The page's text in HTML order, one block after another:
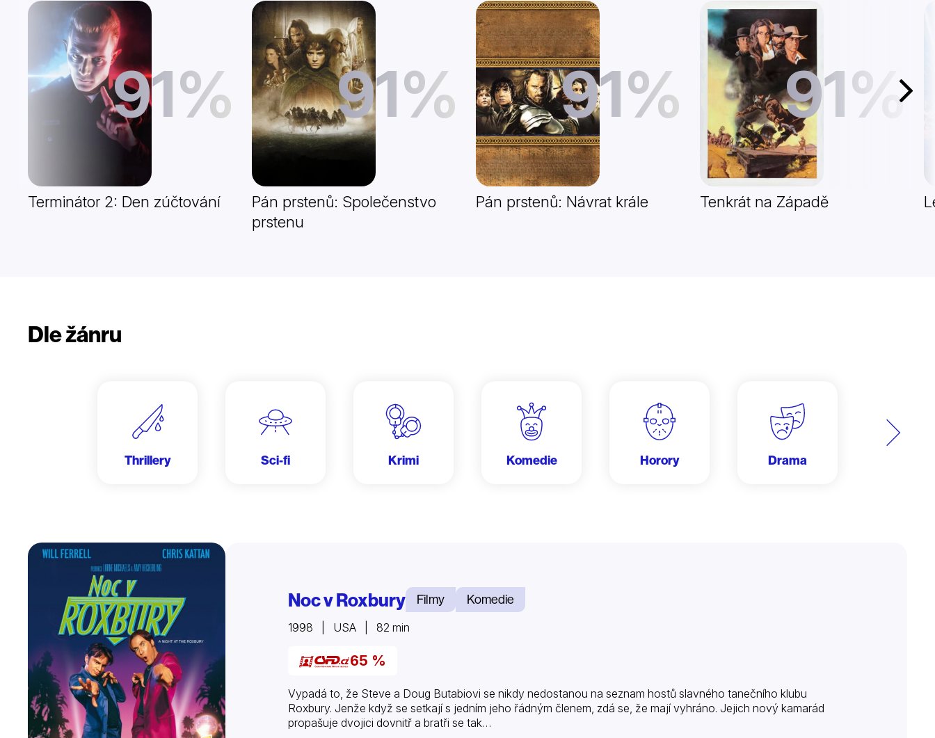
Další
91%
Terminátor 2: Den zúčtování
91%
Pán prstenů: Společenstvo
prstenu
91%
Pán prstenů: Návrat krále
91%
Tenkrát na Západě
Dle žánru
Další
Thrillery
Sci-fi Krimi Komedie Horory Drama
Noc v Roxbury Filmy Komedie
1998 | USA | 82 min
65 %
Vypadá to, že Steve a Doug Butabiovi se nikdy nedostanou na seznam hostů slavného tanečního klubu
Roxbury. Jenže když se setkají s jedním jeho řádným členem, zdá se, že mají vyhráno. Jejich nový kamarád
propašuje dvojici dovnitř a bratři se tak…